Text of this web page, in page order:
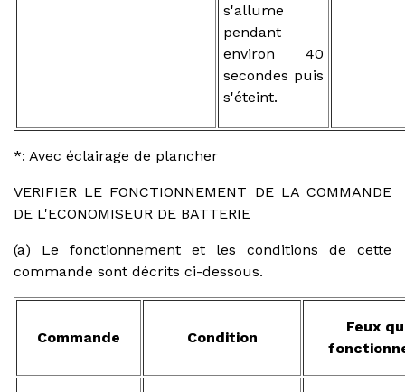
s'allume
pendant
environ 40
secondes puis
s'éteint.
*: Avec éclairage de plancher
VERIFIER LE FONCTIONNEMENT DE LA COMMANDE
DE L'ECONOMISEUR DE BATTERIE
(a) Le fonctionnement et les conditions de cette
commande sont décrits ci-dessous.
Commande Condition
Feux